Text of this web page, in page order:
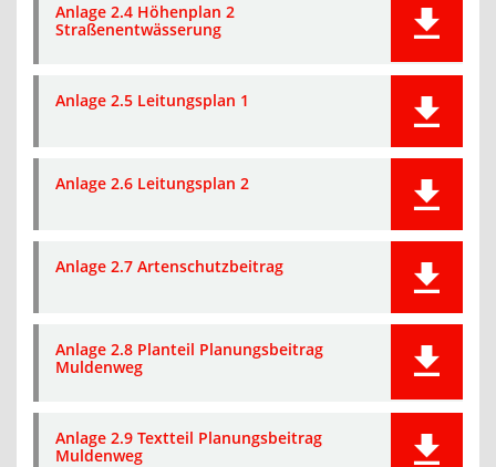
Anlage 2.4 Höhenplan 2
Straßenentwässerung
Anlage 2.5 Leitungsplan 1
Anlage 2.6 Leitungsplan 2
Anlage 2.7 Artenschutzbeitrag
Anlage 2.8 Planteil Planungsbeitrag
Muldenweg
Anlage 2.9 Textteil Planungsbeitrag
Muldenweg